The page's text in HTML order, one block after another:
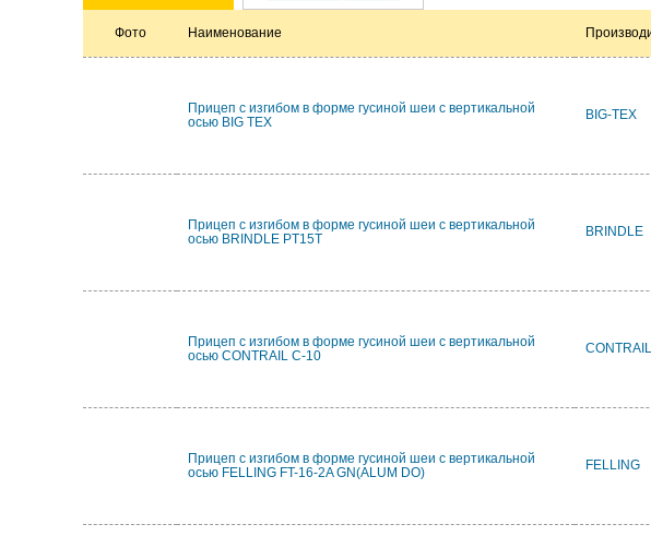
Фото Наименование
Прицеп с изгибом в форме гусиной шеи с вертикальной
осью BIG TEX
BIG-TEX
Прицеп с изгибом в форме гусиной шеи с вертикальной
осью BRINDLE PT15T
BRINDLE
Прицеп с изгибом в форме гусиной шеи с вертикальной
осью CONTRAIL C-10
CONTRAIL
Прицеп с изгибом в форме гусиной шеи с вертикальной
осью FELLING FT-16-2A GN(ALUM DO)
FELLING